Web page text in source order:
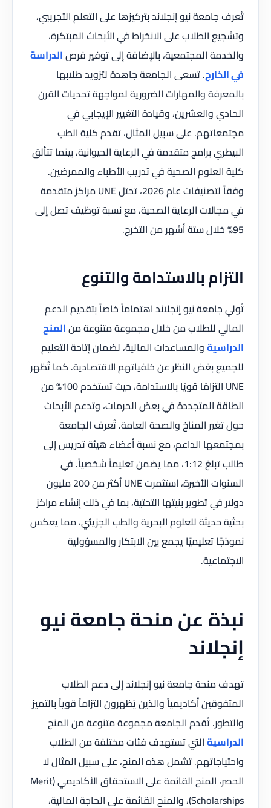
تُعرف جامعة نيو إنجلاند بتركيزها على التعلم التجريبي،
وتشجيع الطلاب على الانخراط في الأبحاث المبتكرة،
والخدمة المجتمعية، بالإضافة إلى توفير فرصالدراسة
في الخارج. تسعى الجامعة جاهدة لتزويد طلابها
بالمعرفة والمهارات الضرورية لمواجهة تحديات القرن
الحادي والعشرين، وقيادة التغيير الإيجابي في
مجتمعاتهم. على سبيل المثال، تقدم كلية الطب
البيطري برامج متقدمة في الرعاية الحيوانية، بينما تتألق
كلية العلوم الصحية في تدريب الأطباء والممرضين.
وفقاً لتصنيفات عام 2026، تحتل UNE مراكز متقدمة
في مجالات الرعاية الصحية، مع نسبة توظيف تصل إلى
95% خلال ستة أشهر من التخرج.
التزام بالاستدامة والتنوع
تُولي جامعة نيو إنجلاند اهتماماً خاصاً بتقديم الدعم
المالي للطلاب من خلال مجموعة متنوعة منالمنح
الدراسيةوالمساعدات المالية، لضمان إتاحة التعليم
للجميع بغض النظر عن خلفياتهم الاقتصادية. كما تُظهر
UNE التزامًا قويًا بالاستدامة، حيث تستخدم 100% من
الطاقة المتجددة في بعض الحرمات، وتدعم الأبحاث
حول تغير المناخ والصحة العامة. تُعرف الجامعة
بمجتمعها الداعم، مع نسبة أعضاء هيئة تدريس إلى
طالب تبلغ 1:12، مما يضمن تعليماً شخصياً. في
السنوات الأخيرة، استثمرت UNE أكثر من 200 مليون
دولار في تطوير بنيتها التحتية، بما في ذلك إنشاء مراكز
بحثية حديثة للعلوم البحرية والطب الجزيئي، مما يعكس
نموذجًا تعليميًا يجمع بين الابتكار والمسؤولية
الاجتماعية.
نبذة عن منحة جامعة نيو
إنجلاند
تهدف منحة جامعة نيو إنجلاند إلى دعم الطلاب
المتفوقين أكاديمياً والذين يُظهرون التزاماً قوياً بالتميز
والتطور. تُقدم الجامعة مجموعة متنوعة من المنح
الدراسيةالتي تستهدف فئات مختلفة من الطلاب
واحتياجاتهم. تشمل هذه المنح، على سبيل المثال لا
الحصر، المنح القائمة على الاستحقاق الأكاديمي (Merit
Scholarships)، والمنح القائمة على الحاجة المالية،